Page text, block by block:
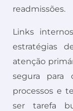
readmissões.
Links
estratégias
atenção
segura para
processos e
ser tarefa